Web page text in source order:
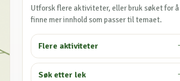
Utforsk flere aktiviteter, eller bruk søket for å
finne mer innhold som passer til temaet.
Flere aktiviteter
Søk etter lek